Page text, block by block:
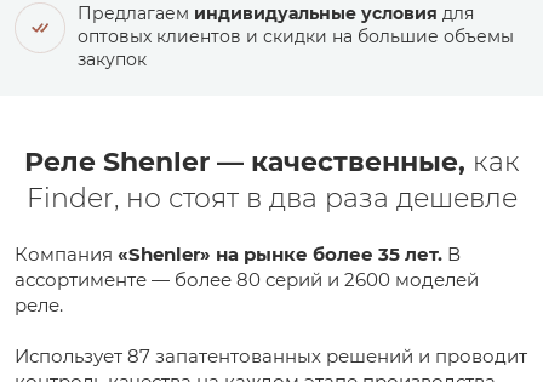
Предлагаем индивидуальные условия для
оптовых клиентов и скидки на большие объемы
закупок
Реле Shenler — качественные, как
Finder, но стоят в два раза дешевле
Компания «Shenler» на рынке более 35 лет. В
ассортименте — более 80 серий и 2600 моделей
реле.
Использует 87 запатентованных решений и проводит